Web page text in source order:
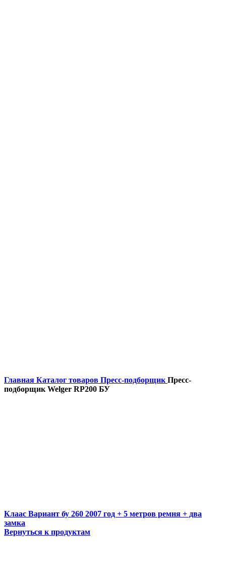
Главная Каталог товаров Пресс-подборщик Пресс-
подборщик Welger RP200 БУ
Клаас Вариант бу 260 2007 год + 5 метров ремня + два
замка
Вернуться к продуктам